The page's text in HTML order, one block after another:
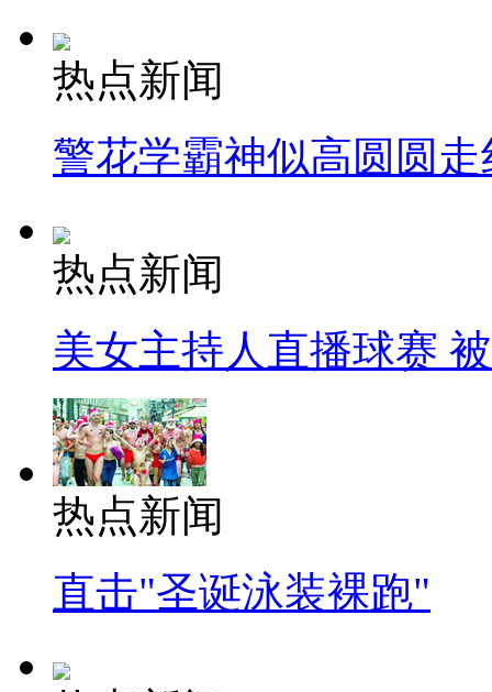
热点新闻
警花学霸神似高圆圆走
热点新闻
美女主持人直播球赛
热点新闻
直击"圣诞泳装裸跑"